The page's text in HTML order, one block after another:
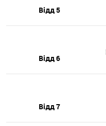
Відд 5
Відд 6
Відд 7